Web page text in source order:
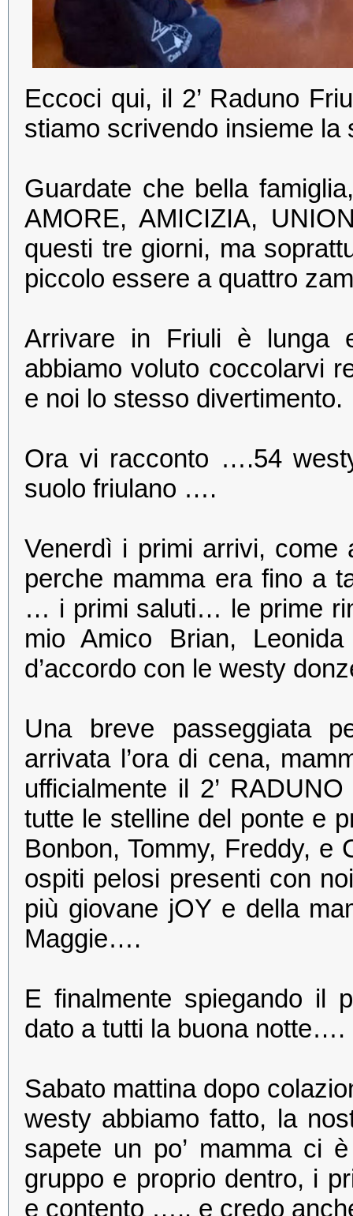
Eccoci qui, il 2’ Raduno
stiamo scrivendo insieme
Guardate che bella
AMORE, AMICIZIA,
questi tre giorni, ma
piccolo essere a quattro
Arrivare in Friuli è lunga
abbiamo voluto coccolarvi
e noi lo stesso divertimento.
Ora vi racconto ….54
suolo friulano ….
Venerdì i primi arrivi,
perche mamma era fino a
… i primi saluti… le prime
mio Amico Brian,
d’accordo con le westy
Una breve passeggiata
arrivata l’ora di cena,
ufficialmente il 2’
tutte le stelline del ponte e
Bonbon, Tommy, Freddy, e
ospiti pelosi presenti con
più giovane jOY e della
Maggie….
E finalmente spiegando il
dato a tutti la buona notte….
Sabato mattina dopo
westy abbiamo fatto, la
sapete un po’ mamma ci
gruppo e proprio dentro, i
e contento ….. e credo